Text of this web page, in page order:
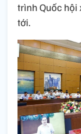
trình Quốc hội
tới.